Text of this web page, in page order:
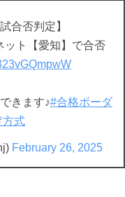
合否判定】
ット【愛知】で合否
きます♪#合格ボーダ
方式
February 26, 2025